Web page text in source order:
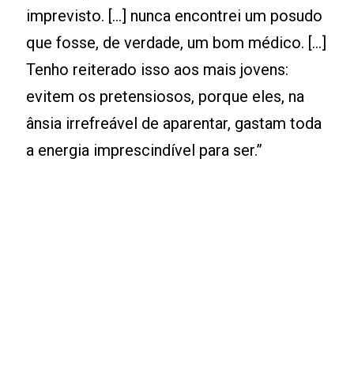
imprevisto. [...] nunca encontrei um posudo
que fosse, de verdade, um bom médico. [...]
Tenho reiterado isso aos mais jovens:
evitem os pretensiosos, porque eles, na
ânsia irrefreável de aparentar, gastam toda
a energia imprescindível para ser.”